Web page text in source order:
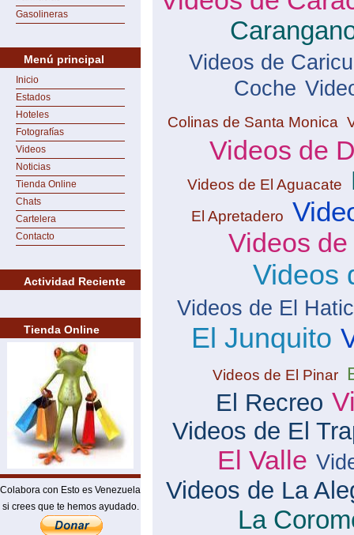
Gasolineras
Menú principal
Inicio
Estados
Hoteles
Fotografías
Videos
Noticias
Tienda Online
Chats
Cartelera
Contacto
Actividad Reciente
Tienda Online
Colabora con Esto es Venezuela
si crees que te hemos ayudado.
Videos de
Coche
Colinas de Santa Monica
Videos de
Videos de El Aguacate
El Apretadero
Videos
Videos
Videos de El
El Junquito
Videos de El Pinar
El Recreo
Videos de El
El Valle
Videos de La
La